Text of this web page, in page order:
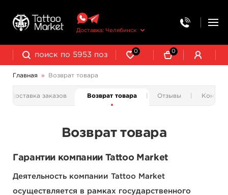
Доставка: Челябинск
0 0
Главная » Возврат товара
Доставка заказов Возврат товара Отзывы
Возврат товара
Гарантии компании Tattoo Market
Деятельность компании Tattoo Market
осуществляется в рамках государственного